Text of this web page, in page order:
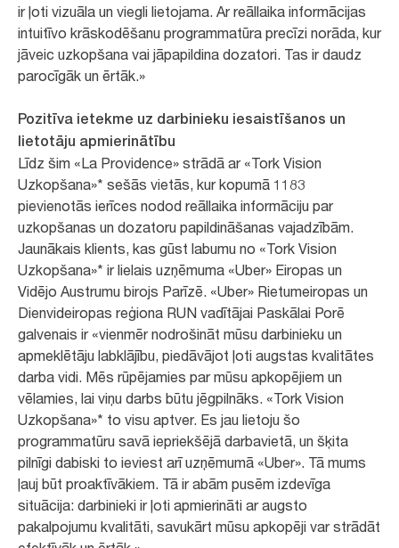
ir ļoti vizuāla un viegli lietojama. Ar reāllaika informācijas
intuitīvo krāskodēšanu programmatūra precīzi norāda, kur
jāveic uzkopšana vai jāpapildina dozatori. Tas ir daudz
parocīgāk un ērtāk.»
Pozitīva ietekme uz darbinieku iesaistīšanos un
lietotāju apmierinātību
Līdz šim «La Providence» strādā ar «Tork Vision
Uzkopšana»* sešās vietās, kur kopumā 1183
pievienotās ierīces nodod reāllaika informāciju par
uzkopšanas un dozatoru papildināšanas vajadzībām.
Jaunākais klients, kas gūst labumu no «Tork Vision
Uzkopšana»* ir lielais uzņēmuma «Uber» Eiropas un
Vidējo Austrumu birojs Parīzē. «Uber» Rietumeiropas un
Dienvideiropas reģiona RUN vadītājai Paskālai Porē
galvenais ir «vienmēr nodrošināt mūsu darbinieku un
apmeklētāju labklājību, piedāvājot ļoti augstas kvalitātes
darba vidi. Mēs rūpējamies par mūsu apkopējiem un
vēlamies, lai viņu darbs būtu jēgpilnāks. «Tork Vision
Uzkopšana»* to visu aptver. Es jau lietoju šo
programmatūru savā iepriekšējā darbavietā, un šķita
pilnīgi dabiski to ieviest arī uzņēmumā «Uber». Tā mums
ļauj būt proaktīvākiem. Tā ir abām pusēm izdevīga
situācija: darbinieki ir ļoti apmierināti ar augsto
pakalpojumu kvalitāti, savukārt mūsu apkopēji var strādāt